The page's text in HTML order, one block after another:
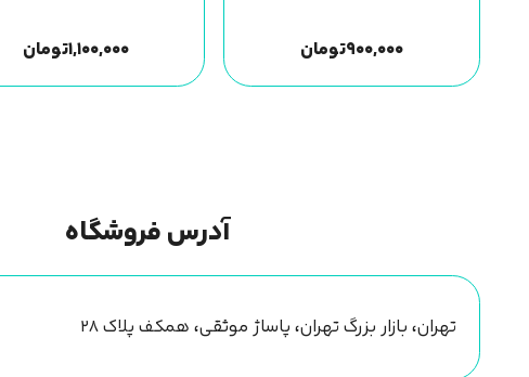
۹۰۰,۰۰۰تومان ۱,۱۰۰,۰۰۰تومان
آدرس فروشگاه
تهران، بازار بزرگ تهران، پاساژ موثقی، همکف پلاک ۲۸